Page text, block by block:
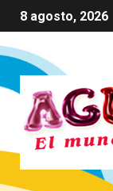
8 agosto, 2026